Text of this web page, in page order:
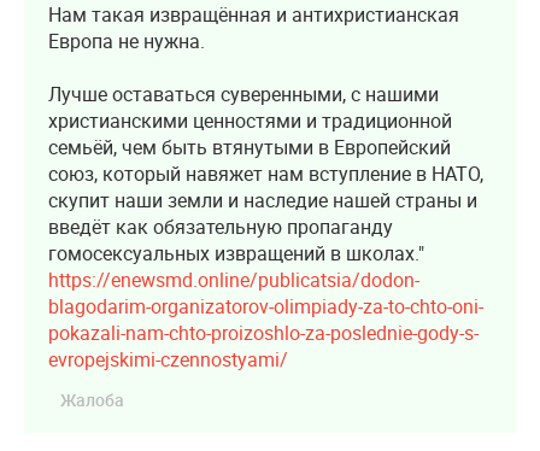
Нам такая извращённая и антихристианская
Европа не нужна.
Лучше оставаться суверенными, с нашими
христианскими ценностями и традиционной
семьёй, чем быть втянутыми в Европейский
союз, который навяжет нам вступление в НАТО,
скупит наши земли и наследие нашей страны и
введёт как обязательную пропаганду
гомосексуальных извращений в школах."
https://enewsmd.online/publicatsia/dodon-
blagodarim-organizatorov-olimpiady-za-to-chto-oni-
pokazali-nam-chto-proizoshlo-za-poslednie-gody-s-
evropejskimi-czennostyami/
Жалоба